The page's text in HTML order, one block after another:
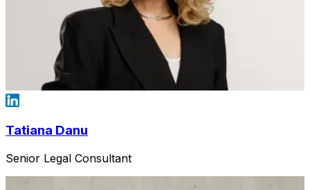
Tatiana Danu
Senior Legal Consultant